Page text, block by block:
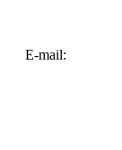
E-mail: